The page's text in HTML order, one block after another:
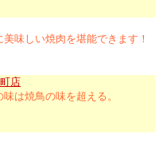
味しい焼肉を堪能できます！
店
は焼鳥の味を超える。